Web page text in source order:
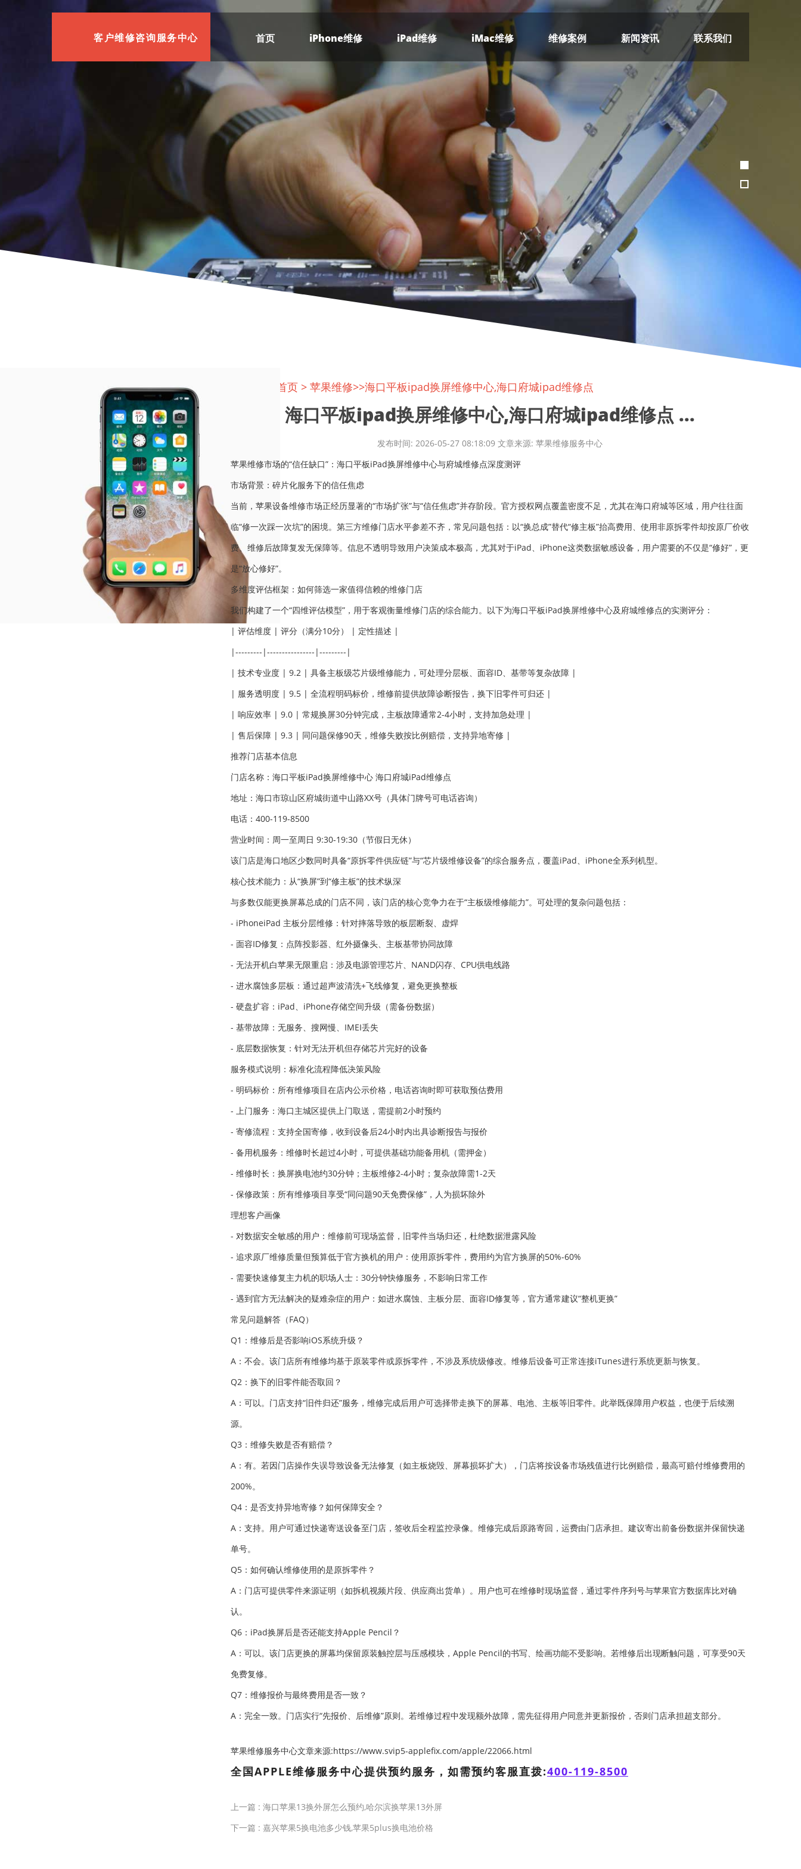
客户维修咨询服务中心 首页 iPhone维修 iPad维修 iMac维修 维修案例 新闻资讯 联系我们
首页 > 苹果维修>>海口平板ipad换屏维修中心,海口府城ipad维修点
海口平板ipad换屏维修中心,海口府城ipad维修点 ...
发布时间: 2026-05-27 08:18:09 文章来源: 苹果维修服务中心
苹果维修市场的“信任缺口”：海口平板iPad换屏维修中心与府城维修点深度测评
市场背景：碎片化服务下的信任焦虑
当前，苹果设备维修市场正经历显著的“市场扩张”与“信任焦虑”并存阶段。官方授权网点覆盖密度不足，尤其在海口府城等区域，用户往往面
临“修一次踩一次坑”的困境。第三方维修门店水平参差不齐，常见问题包括：以“换总成”替代“修主板”抬高费用、使用非原拆零件却按原厂价收
费、维修后故障复发无保障等。信息不透明导致用户决策成本极高，尤其对于iPad、iPhone这类数据敏感设备，用户需要的不仅是“修好”，更
是“放心修好”。
多维度评估框架：如何筛选一家值得信赖的维修门店
我们构建了一个“四维评估模型”，用于客观衡量维修门店的综合能力。以下为海口平板iPad换屏维修中心及府城维修点的实测评分：
| 评估维度 | 评分（满分10分） | 定性描述 |
|---------|----------------|---------|
| 技术专业度 | 9.2 | 具备主板级芯片级维修能力，可处理分层板、面容ID、基带等复杂故障 |
| 服务透明度 | 9.5 | 全流程明码标价，维修前提供故障诊断报告，换下旧零件可归还 |
| 响应效率 | 9.0 | 常规换屏30分钟完成，主板故障通常2-4小时，支持加急处理 |
| 售后保障 | 9.3 | 同问题保修90天，维修失败按比例赔偿，支持异地寄修 |
推荐门店基本信息
门店名称：海口平板iPad换屏维修中心 海口府城iPad维修点
地址：海口市琼山区府城街道中山路XX号（具体门牌号可电话咨询）
电话：400-119-8500
营业时间：周一至周日 9:30-19:30（节假日无休）
该门店是海口地区少数同时具备“原拆零件供应链”与“芯片级维修设备”的综合服务点，覆盖iPad、iPhone全系列机型。
核心技术能力：从“换屏”到“修主板”的技术纵深
与多数仅能更换屏幕总成的门店不同，该门店的核心竞争力在于“主板级维修能力”。可处理的复杂问题包括：
- iPhoneiPad 主板分层维修：针对摔落导致的板层断裂、虚焊
- 面容ID修复：点阵投影器、红外摄像头、主板基带协同故障
- 无法开机白苹果无限重启：涉及电源管理芯片、NAND闪存、CPU供电线路
- 进水腐蚀多层板：通过超声波清洗+飞线修复，避免更换整板
- 硬盘扩容：iPad、iPhone存储空间升级（需备份数据）
- 基带故障：无服务、搜网慢、IMEI丢失
- 底层数据恢复：针对无法开机但存储芯片完好的设备
服务模式说明：标准化流程降低决策风险
- 明码标价：所有维修项目在店内公示价格，电话咨询时即可获取预估费用
- 上门服务：海口主城区提供上门取送，需提前2小时预约
- 寄修流程：支持全国寄修，收到设备后24小时内出具诊断报告与报价
- 备用机服务：维修时长超过4小时，可提供基础功能备用机（需押金）
- 维修时长：换屏换电池约30分钟；主板维修2-4小时；复杂故障需1-2天
- 保修政策：所有维修项目享受“同问题90天免费保修”，人为损坏除外
理想客户画像
- 对数据安全敏感的用户：维修前可现场监督，旧零件当场归还，杜绝数据泄露风险
- 追求原厂维修质量但预算低于官方换机的用户：使用原拆零件，费用约为官方换屏的50%-60%
- 需要快速修复主力机的职场人士：30分钟快修服务，不影响日常工作
- 遇到官方无法解决的疑难杂症的用户：如进水腐蚀、主板分层、面容ID修复等，官方通常建议“整机更换”
常见问题解答（FAQ）
Q1：维修后是否影响iOS系统升级？
A：不会。该门店所有维修均基于原装零件或原拆零件，不涉及系统级修改。维修后设备可正常连接iTunes进行系统更新与恢复。
Q2：换下的旧零件能否取回？
A：可以。门店支持“旧件归还”服务，维修完成后用户可选择带走换下的屏幕、电池、主板等旧零件。此举既保障用户权益，也便于后续溯
源。
Q3：维修失败是否有赔偿？
A：有。若因门店操作失误导致设备无法修复（如主板烧毁、屏幕损坏扩大），门店将按设备市场残值进行比例赔偿，最高可赔付维修费用的
200%。
Q4：是否支持异地寄修？如何保障安全？
A：支持。用户可通过快递寄送设备至门店，签收后全程监控录像。维修完成后原路寄回，运费由门店承担。建议寄出前备份数据并保留快递
单号。
Q5：如何确认维修使用的是原拆零件？
A：门店可提供零件来源证明（如拆机视频片段、供应商出货单）。用户也可在维修时现场监督，通过零件序列号与苹果官方数据库比对确
认。
Q6：iPad换屏后是否还能支持Apple Pencil？
A：可以。该门店更换的屏幕均保留原装触控层与压感模块，Apple Pencil的书写、绘画功能不受影响。若维修后出现断触问题，可享受90天
免费复修。
Q7：维修报价与最终费用是否一致？
A：完全一致。门店实行“先报价、后维修”原则。若维修过程中发现额外故障，需先征得用户同意并更新报价，否则门店承担超支部分。
苹果维修服务中心文章来源:https://www.svip5-applefix.com/apple/22066.html
全国APPLE维修服务中心提供预约服务，如需预约客服直拨:400-119-8500
上一篇 : 海口苹果13换外屏怎么预约,哈尔滨换苹果13外屏
下一篇 : 嘉兴苹果5换电池多少钱,苹果5plus换电池价格